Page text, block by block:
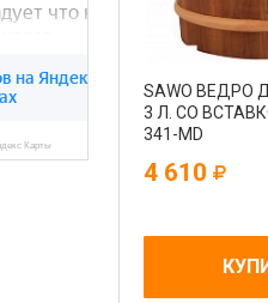
SAWO ВЕДРО
3 Л. СО
341-МD
4 610